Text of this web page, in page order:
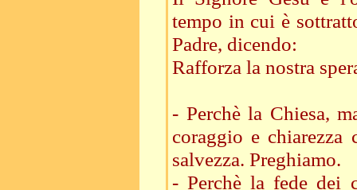
tempo in cui è
Padre, dicendo:
Rafforza la nostra
- Perchè la Chiesa,
coraggio e
salvezza. Preghiamo.
- Perchè la fede dei